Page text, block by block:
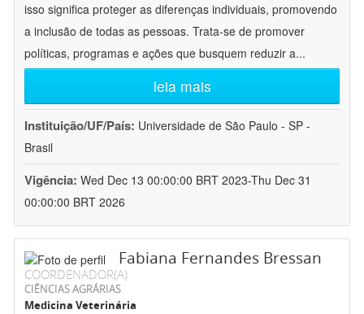
isso significa proteger as diferenças individuais, promovendo
a inclusão de todas as pessoas. Trata-se de promover
políticas, programas e ações que busquem reduzir a...
leia mais
Instituição/UF/País: Universidade de São Paulo - SP -
Brasil
Vigência: Wed Dec 13 00:00:00 BRT 2023-Thu Dec 31
00:00:00 BRT 2026
Fabiana Fernandes Bressan
COORDENADOR(A)
CIÊNCIAS AGRÁRIAS
Medicina Veterinária